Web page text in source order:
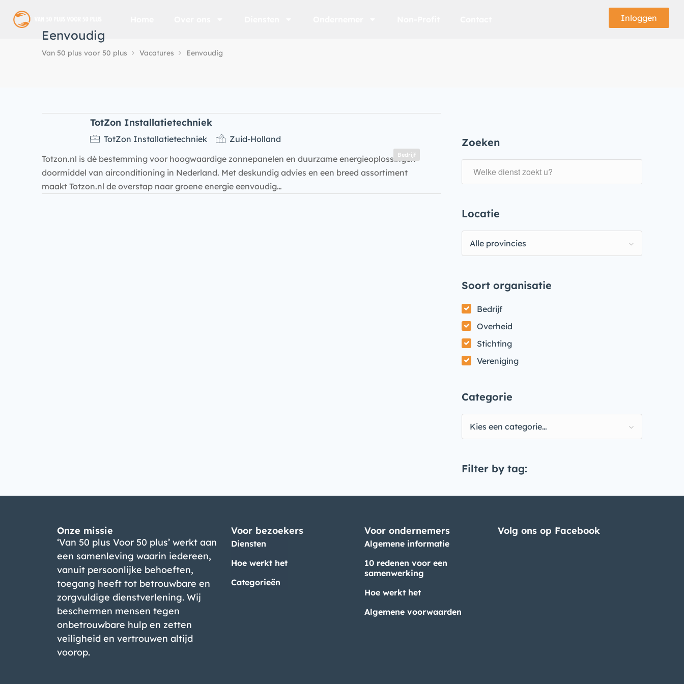
Inloggen
Eenvoudig
Van 50 plus voor 50 plus Vacatures Eenvoudig
Zoeken
Locatie
Alle provincies
Soort organisatie
Bedrijf
Overheid
Stichting
Vereniging
Categorie
Kies een categorie…
Filter by tag:
TotZon Installatietechniek
Bedrijf
TotZon Installatietechniek
Zuid-Holland
Totzon.nl is dé bestemming voor hoogwaardige zonnepanelen en duurzame energieoplossingen
doormiddel van airconditioning in Nederland. Met deskundig advies en een breed assortiment
maakt Totzon.nl de overstap naar groene energie eenvoudig…
Onze missie
‘Van 50 plus Voor 50 plus’ werkt aan
een samenleving waarin iedereen,
vanuit persoonlijke behoeften,
toegang heeft tot betrouwbare en
zorgvuldige dienstverlening. Wij
beschermen mensen tegen
onbetrouwbare hulp en zetten
veiligheid en vertrouwen altijd
voorop.
Voor bezoekers
Diensten
Hoe werkt het
Categorieën
Voor ondernemers
Algemene informatie
10 redenen voor een
samenwerking
Hoe werkt het
Algemene voorwaarden
Volg ons op Facebook